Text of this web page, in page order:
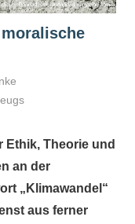
Theorie und
an der
„Klimawandel“
aus ferner